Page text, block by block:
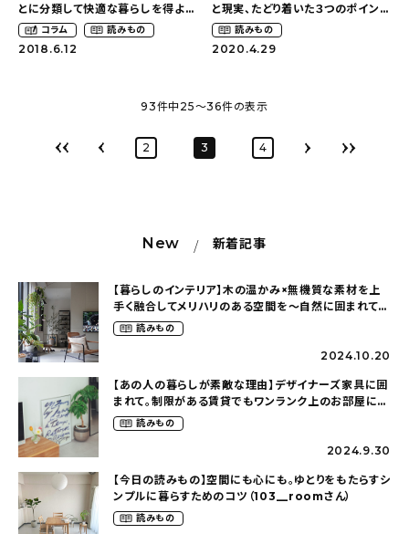
とに分類して快適な暮らしを得よ
う！〜整理収納アドバイザー１級
（sho.ko_ieさん）
コラム 読みもの
2018.6.12
と現実、たどり着いた３つのポイン
ト〜インテリアを仕事にしていた私
の暮らす家（tn.h.mさん）
読みもの
2020.4.29
93件中 25〜36件の表示
2 3 4
New 新着記事
【暮らしのインテリア】木の温かみ×無機質な素材を上
手く融合してメリハリのある空間を〜自然に囲まれて暮
らす（ki_no_ieさん）
読みもの
2024.10.20
【あの人の暮らしが素敵な理由】デザイナーズ家具に囲
まれて。制限がある賃貸でもワンランク上のお部屋に〜
狭くても好きな暮らしのこと（_____chika708さん）
読みもの
2024.9.30
【今日の読みもの】空間にも心にも。ゆとりをもたらすシ
ンプルに暮らすためのコツ（103__roomさん）
読みもの